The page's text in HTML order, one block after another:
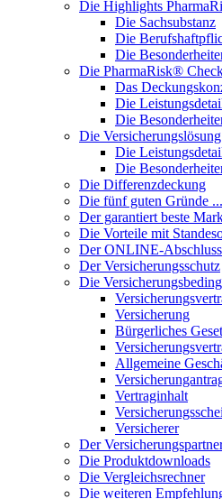
Die Highlights
Die Sachsubstanz
Die
Die
Die PharmaRisk®
Das
Die
Die
Die Versicherungslösung
Die
Die
Die Differenzdeckung
Die fünf guten Gründe ...
Der garantiert beste
Die Vorteile mit
Der ONLINE-Abschluss
Der Versicherungsschutz
Die
Versicherung
Bürgerliches
Allgemeine
Vertraginhalt
Versicherer
Der
Die Produktdownloads
Die Vergleichsrechner
Die weiteren